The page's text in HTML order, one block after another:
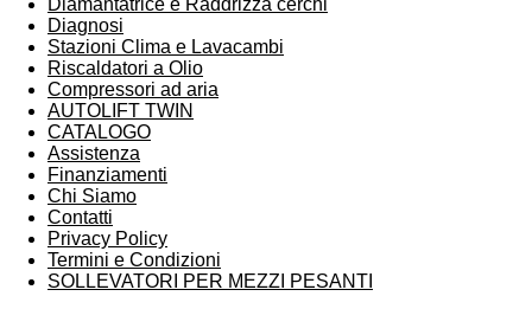
Diamantatrice e Raddrizza cerchi
Diagnosi
Stazioni Clima e Lavacambi
Riscaldatori a Olio
Compressori ad aria
AUTOLIFT TWIN
CATALOGO
Assistenza
Finanziamenti
Chi Siamo
Contatti
Privacy Policy
Termini e Condizioni
SOLLEVATORI PER MEZZI PESANTI